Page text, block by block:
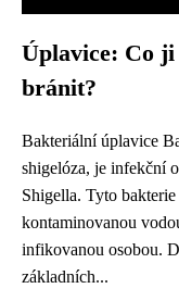
Úplavice: Co
bránit?
Bakteriální úplavice
shigelóza, je infekční
Shigella. Tyto
kontaminovanou
infikovanou osobou.
základních...